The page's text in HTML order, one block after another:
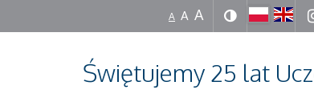
A A A
Świętujemy 25 lat